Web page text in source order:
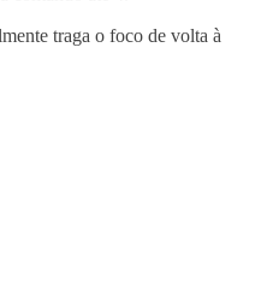
traga o foco de volta à